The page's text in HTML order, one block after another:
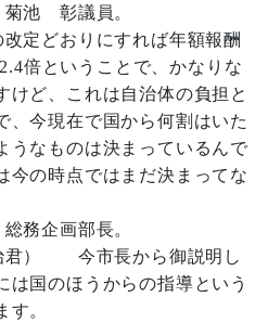
池 彰議員。
どおりにすれば年額報酬
倍ということで、かなりな
けど、これは自治体の負担と
、今現在で国から何割はいた
うなものは決まっているんで
今の時点ではまだ決まってな
務企画部長。
君） 今市長から御説明し
は国のほうからの指導という
す。